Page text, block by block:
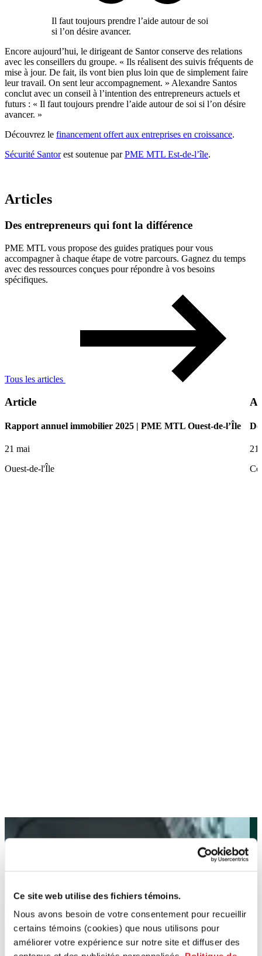
Ce site web utilise des fichiers témoins.
Nous avons besoin de votre consentement pour recueillir
certains témoins (cookies) que nous utilisons pour
améliorer votre expérience sur notre site et diffuser des
Il faut toujours prendre l’aide autour de soi
si l’on désire avancer.
Encore aujourd’hui, le dirigeant de Santor conserve des relations
avec les conseillers du groupe. « Ils réalisent des suivis fréquents de
mise à jour. De fait, ils vont bien plus loin que de simplement faire
leur travail. On sent leur accompagnement. » Alexandre Santos
conclut avec un conseil à l’intention des entrepreneurs actuels et
futurs : « Il faut toujours prendre l’aide autour de soi si l’on désire
avancer. »
Découvrez le financement offert aux entreprises en croissance.
Sécurité Santorest soutenue parPME MTL Est-de-l’île.
Articles
Des entrepreneurs qui font la différence
PME MTL vous propose des guides pratiques pour vous
accompagner à chaque étape de votre parcours. Gagnez du temps
avec des ressources conçues pour répondre à vos besoins
spécifiques.
Tous les articles
Article
Rapport annuel immobilier 2025 | PME MTL Ouest-de-l’Île
21 mai
Ouest-de-l'Île
21